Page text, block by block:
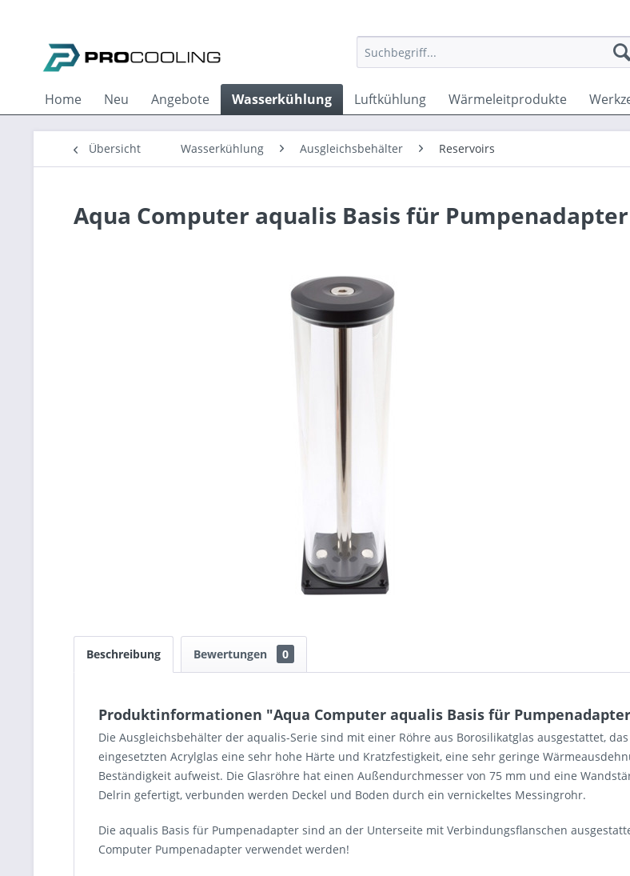
Home Neu Angebote Wasserkühlung Luftkühlung Wärmeleitprodukte
Übersicht Wasserkühlung Ausgleichsbehälter Reservoirs
Aqua Computer aqualis Basis für
Beschreibung Bewertungen 0
Produktinformationen "Aqua Computer aqualis Basis für
Die Ausgleichsbehälter der aqualis-Serie sind mit einer Röhre aus Borosilikatglas ausgestattet,
eingesetzten Acrylglas eine sehr hohe Härte und Kratzfestigkeit, eine sehr geringe
Beständigkeit aufweist. Die Glasröhre hat einen Außendurchmesser von 75 mm und eine
Delrin gefertigt, verbunden werden Deckel und Boden durch ein vernickeltes Messingrohr.
Die aqualis Basis für Pumpenadapter sind an der Unterseite mit Verbindungsflanschen
Computer Pumpenadapter verwendet werden!